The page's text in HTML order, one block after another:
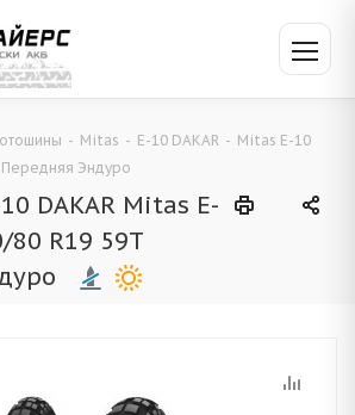
- Mitas - E-10 DAKAR - Mitas E-10
Передняя Эндуро
DAKAR Mitas E-
80 R19 59T